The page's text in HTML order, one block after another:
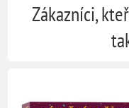
Zákazníci,